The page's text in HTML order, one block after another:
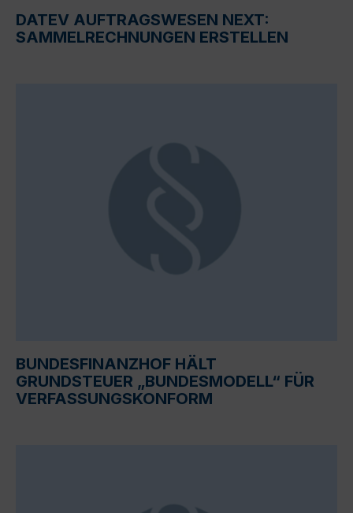
DATEV AUFTRAGSWESEN NEXT:
SAMMELRECHNUNGEN ERSTELLEN
BUNDESFINANZHOF HÄLT
GRUNDSTEUER „BUNDESMODELL“ FÜR
VERFASSUNGSKONFORM